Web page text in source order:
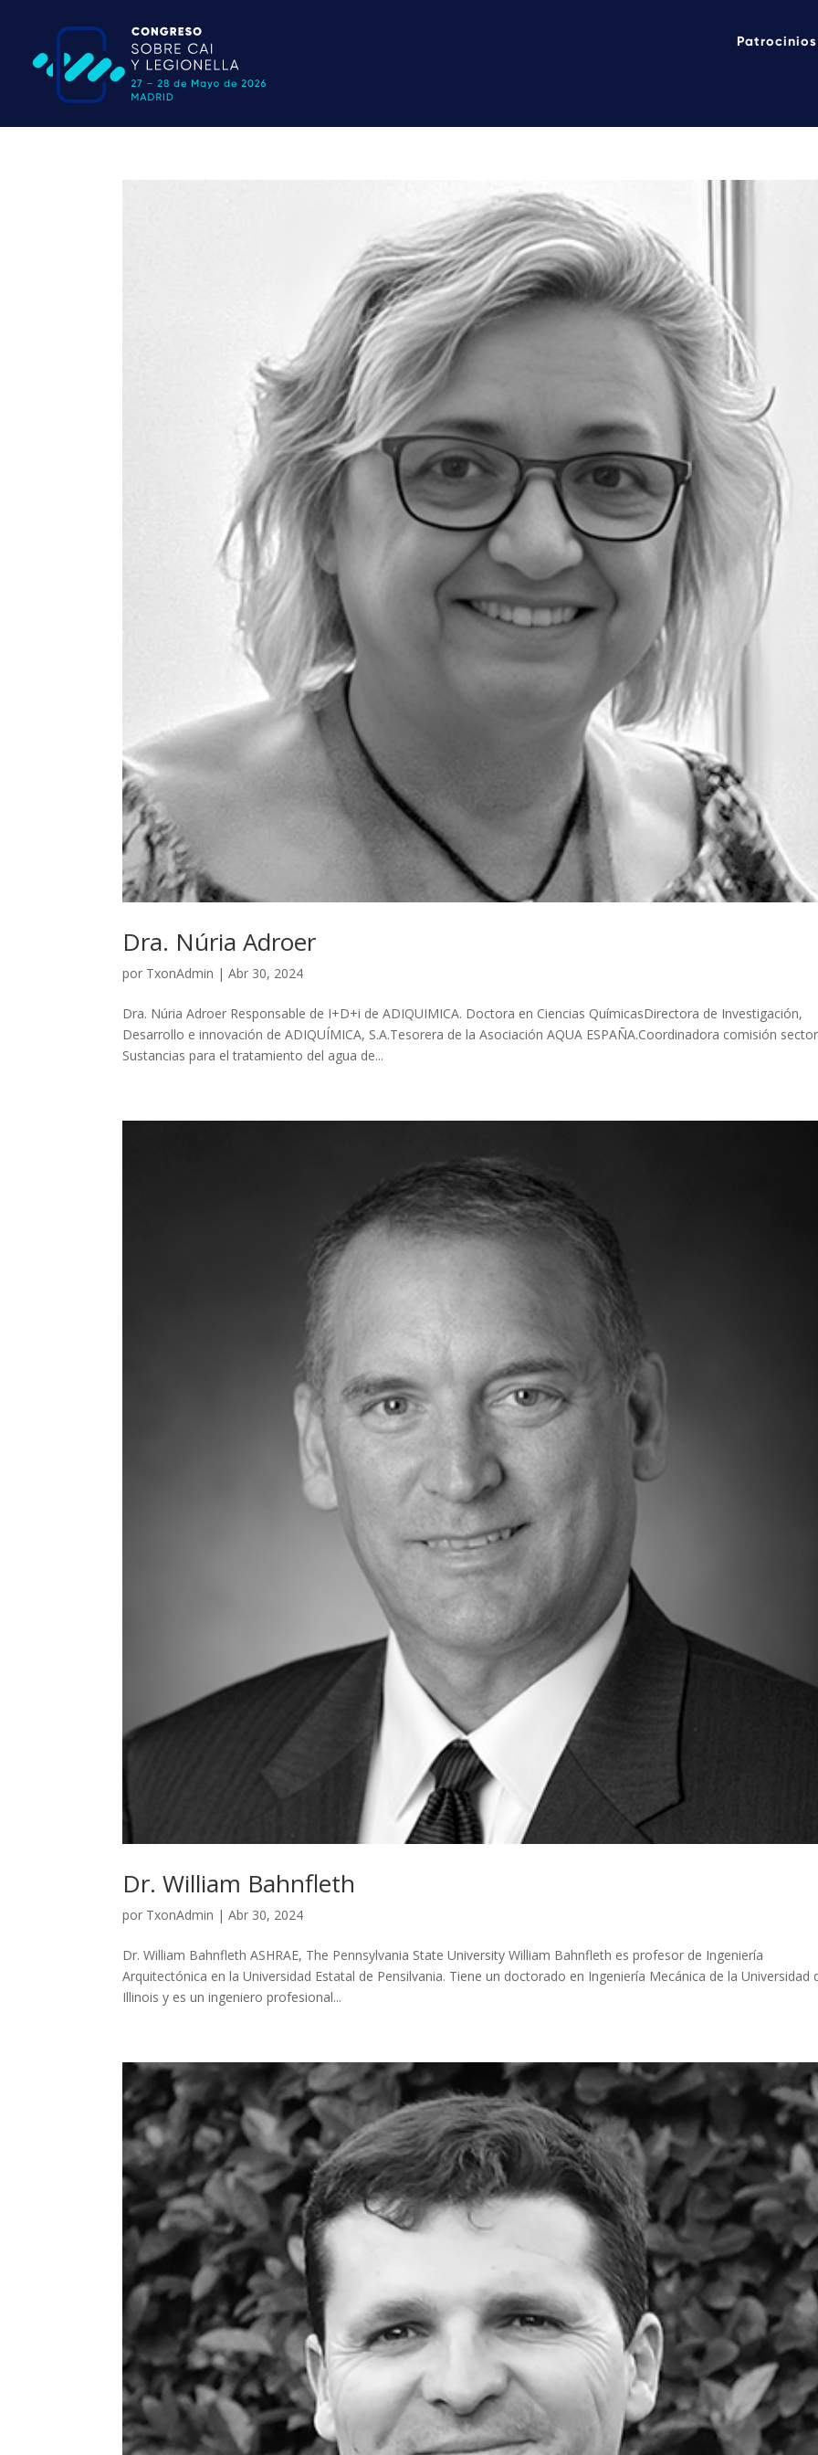
Patrocinios
Dra. Núria Adroer
por TxonAdmin |Abr 30, 2024
Dra. Núria Adroer Responsable de I+D+i de ADIQUIMICA. Doctora en Ciencias QuímicasDirectora de Investigación,
Desarrollo e innovación de ADIQUÍMICA, S.A.Tesorera de la Asociación AQUA ESPAÑA.Coordinadora comisión
Sustancias para el tratamiento del agua de...
Dr. William Bahnfleth
por TxonAdmin |Abr 30, 2024
Dr. William Bahnfleth ASHRAE, The Pennsylvania State University William Bahnfleth es profesor de Ingeniería
Arquitectónica en la Universidad Estatal de Pensilvania. Tiene un doctorado en Ingeniería Mecánica de la Universidad
Illinois y es un ingeniero profesional...